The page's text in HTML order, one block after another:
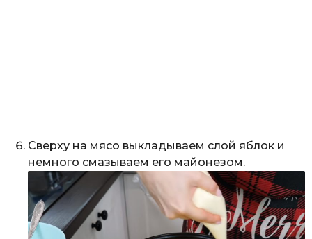
Сверху на мясо выкладываем слой яблок и
немного смазываем его майонезом.